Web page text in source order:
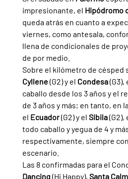
impresionante, el Hipódromo
queda atrás en cuanto a
viernes, como antesala,
llena de condicionales de
de por medio.
Sobre el kilómetro de césped
Cyllene (G2) y el Condesa
caballo desde los 3 años y el
de 3 años y más; en tanto, en
el Ecuador (G2) y el Sibila (G2),
todo caballo y yegua de 4 y
respectivamente, siempre
escenario.
Las 8 confirmadas para el
Dancing (Hi Happy), Santa